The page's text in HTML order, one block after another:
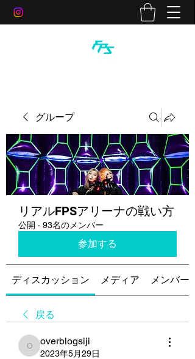
グループ
リアルFPSアリーナの戦い方
公開 · 93名のメンバー
参加する
ディスカッション メディア メンバー
戻る
overblogsiji
overblogsiji
2023年5月29日